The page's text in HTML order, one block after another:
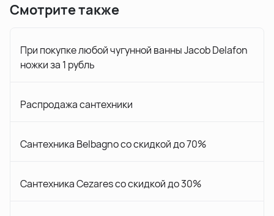
Смотрите также
При покупке любой чугунной ванны Jacob Delafon
ножки за 1 рубль
Распродажа сантехники
Сантехника Belbagno со скидкой до 70%
Сантехника Cezares со скидкой до 30%